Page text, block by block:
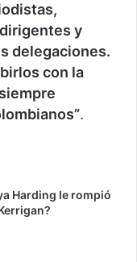
y
delegaciones.
con la
.
Harding le rompió